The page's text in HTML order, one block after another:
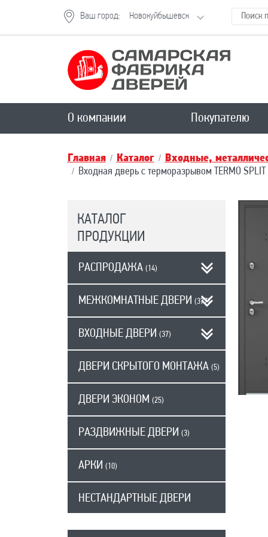
Ваш город: Новокуйбышевск
О компании Покупателю
Главная Каталог
Входные,
Входная дверь с терморазрывом TERMO SPLIT
КАТАЛОГ
ПРОДУКЦИИ
РАСПРОДАЖА (14)
МЕЖКОМНАТНЫЕ ДВЕРИ (377)
ВХОДНЫЕ ДВЕРИ (37)
ДВЕРИ СКРЫТОГО МОНТАЖА (5)
ДВЕРИ ЭКОНОМ (25)
РАЗДВИЖНЫЕ ДВЕРИ (3)
АРКИ (10)
НЕСТАНДАРТНЫЕ ДВЕРИ